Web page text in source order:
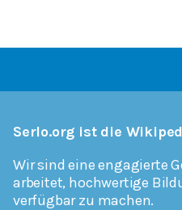
Serlo.org ist die
Wir sind eine engagierte
arbeitet, hochwertige
verfügbar zu machen.